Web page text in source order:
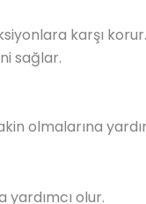
karşı korur.
sağlar.
olmalarına
olur.